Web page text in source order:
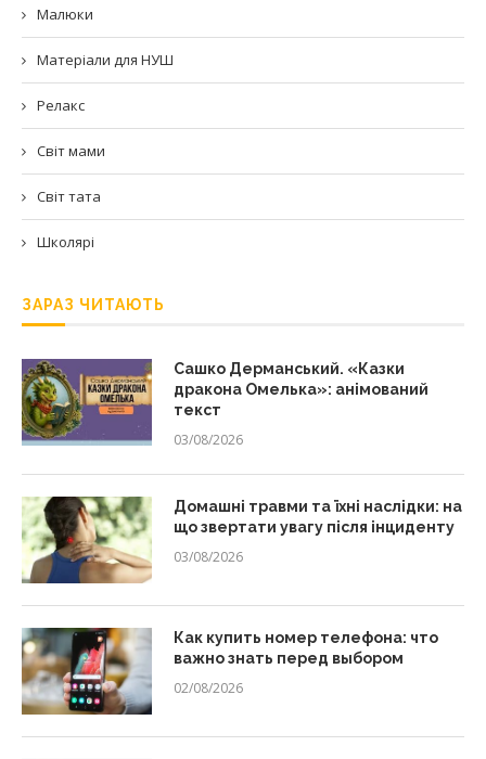
Малюки
Матеріали для НУШ
Релакс
Світ мами
Світ тата
Школярі
ЗАРАЗ ЧИТАЮТЬ
Сашко Дерманський. «Казки
дракона Омелька»: анімований
текст
03/08/2026
Домашні травми та їхні наслідки: на
що звертати увагу після інциденту
03/08/2026
Как купить номер телефона: что
важно знать перед выбором
02/08/2026